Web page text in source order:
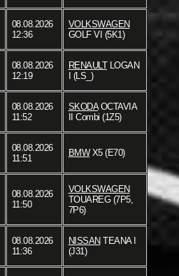
08.08.2026
12:36
VOLKSWAGEN
GOLF VI (5K1)
08.08.2026
12:19
RENAULTLOGAN
I (LS_)
08.08.2026
11:52
SKODAOCTAVIA
II Combi (1Z5)
08.08.2026
11:51
BMWX5 (E70)
08.08.2026
11:50
VOLKSWAGEN
TOUAREG (7P5,
7P6)
08.08.2026
11:36
NISSAN TEANA I
(J31)